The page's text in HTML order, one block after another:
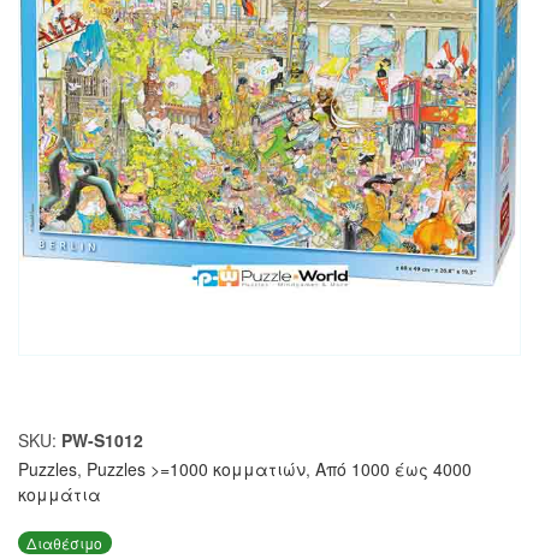
SKU: PW-S1012
Puzzles, Puzzles >=1000 κομματιών, Από 1000 έως 4000
κομμάτια
Διαθέσιμο